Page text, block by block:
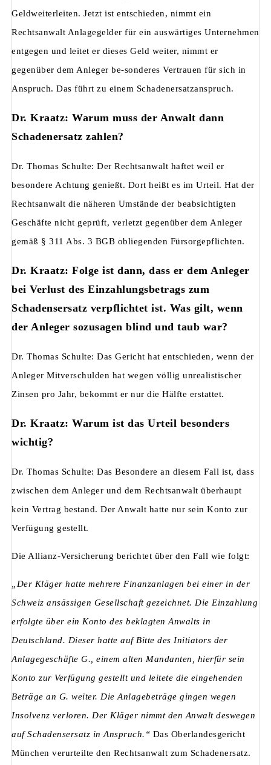
Geldweiterleiten. Jetzt ist entschieden, nimmt ein
Rechtsanwalt Anlagegelder für ein auswärtiges Unternehmen
entgegen und leitet er dieses Geld weiter, nimmt er
gegenüber dem Anleger be-sonderes Vertrauen für sich in
Anspruch. Das führt zu einem Schadenersatzanspruch.
Dr. Kraatz: Warum muss der Anwalt dann
Schadenersatz zahlen?
Dr. Thomas Schulte: Der Rechtsanwalt haftet weil er
besondere Achtung genießt. Dort heißt es im Urteil. Hat der
Rechtsanwalt die näheren Umstände der beabsichtigten
Geschäfte nicht geprüft, verletzt gegenüber dem Anleger
gemäß § 311 Abs. 3 BGB obliegenden Fürsorgepflichten.
Dr. Kraatz: Folge ist dann, dass er dem Anleger
bei Verlust des Einzahlungsbetrags zum
Schadensersatz verpflichtet ist. Was gilt, wenn
der Anleger sozusagen blind und taub war?
Dr. Thomas Schulte: Das Gericht hat entschieden, wenn der
Anleger Mitverschulden hat wegen völlig unrealistischer
Zinsen pro Jahr, bekommt er nur die Hälfte erstattet.
Dr. Kraatz: Warum ist das Urteil besonders
wichtig?
Dr. Thomas Schulte: Das Besondere an diesem Fall ist, dass
zwischen dem Anleger und dem Rechtsanwalt überhaupt
kein Vertrag bestand. Der Anwalt hatte nur sein Konto zur
Verfügung gestellt.
Die Allianz-Versicherung berichtet über den Fall wie folgt:
„Der Kläger hatte mehrere Finanzanlagen bei einer in der
Schweiz ansässigen Gesellschaft gezeichnet. Die Einzahlung
erfolgte über ein Konto des beklagten Anwalts in
Deutschland. Dieser hatte auf Bitte des Initiators der
Anlagegeschäfte G., einem alten Mandanten, hierfür sein
Konto zur Verfügung gestellt und leitete die eingehenden
Beträge an G. weiter. Die Anlagebeträge gingen wegen
Insolvenz verloren. Der Kläger nimmt den Anwalt deswegen
auf Schadensersatz in Anspruch.“ Das Oberlandesgericht
München verurteilte den Rechtsanwalt zum Schadenersatz.